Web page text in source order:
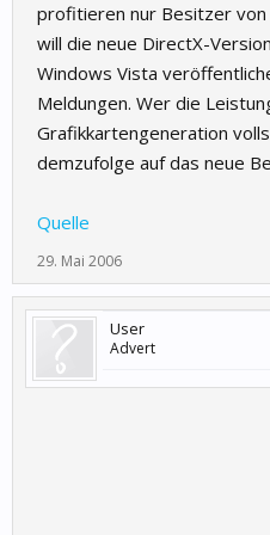
profitieren nur Besitzer
will die neue DirectX-
Windows Vista
Meldungen. Wer die
Grafikkartengeneration
demzufolge auf das neue
Quelle
29. Mai 2006
User
Advert